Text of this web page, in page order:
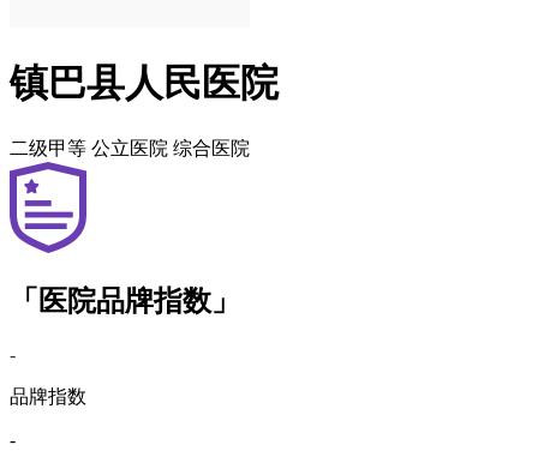
镇巴县人民医院
二级甲等 公立医院 综合医院
「医院品牌指数」
-
品牌指数
-